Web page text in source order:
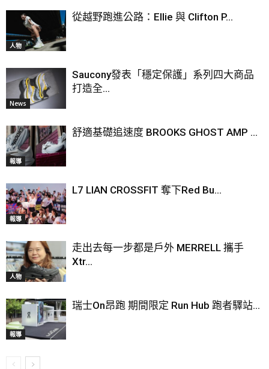
人物
從越野跑進公路：Ellie 與 Clifton P...
News
Saucony發表「穩定保護」系列四大商品
打造全...
報導
舒適基礎追速度 BROOKS GHOST AMP ...
報導
L7 LIAN CROSSFIT 奪下Red Bu...
人物
走出去每一步都是戶外 MERRELL 攜手
Xtr...
報導
瑞士On昂跑 期間限定 Run Hub 跑者驛站...